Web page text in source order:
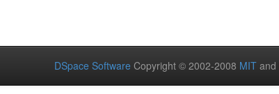
DSpace Software Copyright © 2002-2008 MIT and